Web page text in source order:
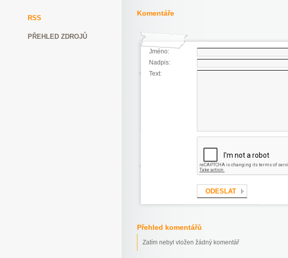
RSS
PŘEHLED ZDROJŮ
Komentáře
Jméno:
Nadpis:
Text:
Přehled komentářů
Zatím nebyl vložen žádný komentář